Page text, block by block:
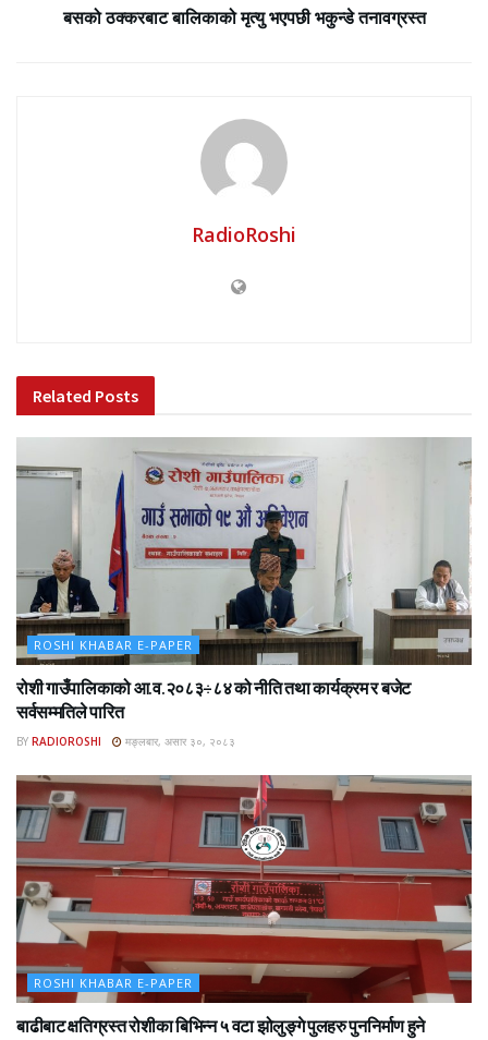
बसको ठक्करबाट बालिकाको मृत्यु भएपछी भकुन्डे तनावग्रस्त
RadioRoshi
Related Posts
ROSHI KHABAR E-PAPER
रोशी गाउँपालिकाको आ.व.२०८३÷८४ को नीति तथा कार्यक्रम र बजेट
सर्वसम्मतिले पारित
BY RADIOROSHI मङ्लबार, असार ३०, २०८३
ROSHI KHABAR E-PAPER
बाढीबाट क्षतिग्रस्त रोशीका बिभिन्न ५ वटा झोलुङ्गे पुलहरु पुननिर्माण हुने